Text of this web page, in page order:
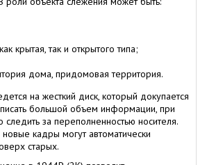
крытая, так и открытого типа;
дома, придомовая территория.
на жесткий диск, который докупается
большой объем информации, при
следить за переполненностью носителя.
кадры могут автоматически
старых.